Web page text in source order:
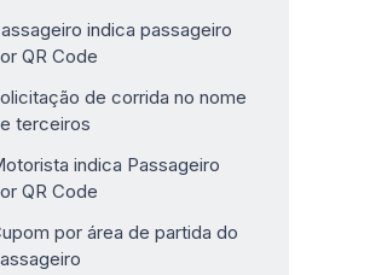
indica passageiro
QR Code
de corrida no nome
terceiros
indica Passageiro
QR Code
por área de partida do